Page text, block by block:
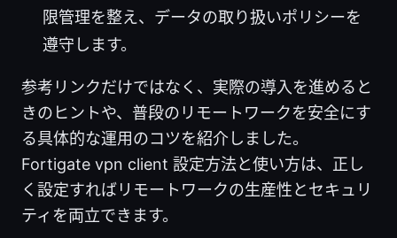
限管理を整え、データの取り扱いポリシーを
遵守します。
参考リンクだけではなく、実際の導入を進めると
きのヒントや、普段のリモートワークを安全にす
る具体的な運用のコツを紹介しました。
Fortigate vpn client 設定方法と使い方は、正し
く設定すればリモートワークの生産性とセキュリ
ティを両立できます。